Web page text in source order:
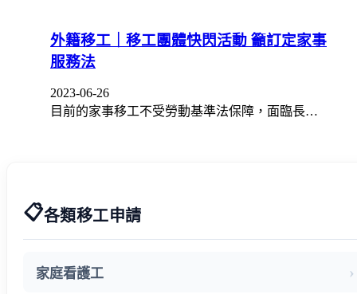
外籍移工｜移工團體快閃活動 籲訂定家事
服務法
2023-06-26
目前的家事移工不受勞動基準法保障，面臨長…
📋各類移工申請
家庭看護工